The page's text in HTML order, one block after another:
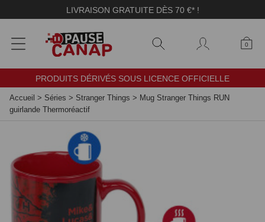
LIVRAISON GRATUITE DÈS 70 €* !
0
PRODUITS DÉRIVÉS SOUS LICENCE OFFICIELLE
Accueil > Séries > Stranger Things > Mug Stranger Things RUN
guirlande Thermoréactif
Panneau de gestion des cookies